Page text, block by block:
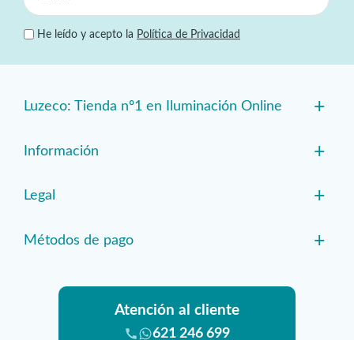
He leído y acepto la Política de Privacidad
Luzeco: Tienda nº1 en Iluminación Online +
Información +
Legal +
Métodos de pago +
Atención al cliente
621 246 699